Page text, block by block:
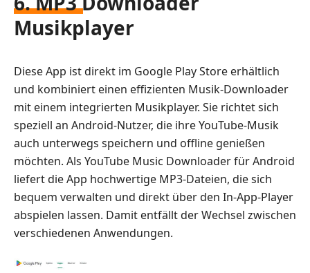
Musikplayer
Diese App ist direkt im Google Play Store erhältlich
und kombiniert einen effizienten Musik-Downloader
mit einem integrierten Musikplayer. Sie richtet sich
speziell an Android-Nutzer, die ihre YouTube-Musik
auch unterwegs speichern und offline genießen
möchten. Als YouTube Music Downloader für Android
liefert die App hochwertige MP3-Dateien, die sich
bequem verwalten und direkt über den In-App-Player
abspielen lassen. Damit entfällt der Wechsel zwischen
verschiedenen Anwendungen.